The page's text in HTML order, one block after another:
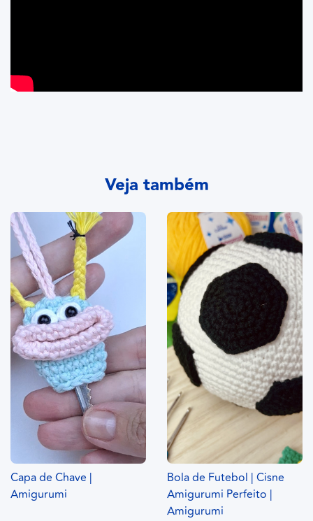
Veja também
Capa de Chave |
Amigurumi
Bola de Futebol | Cisne
Amigurumi Perfeito |
Amigurumi